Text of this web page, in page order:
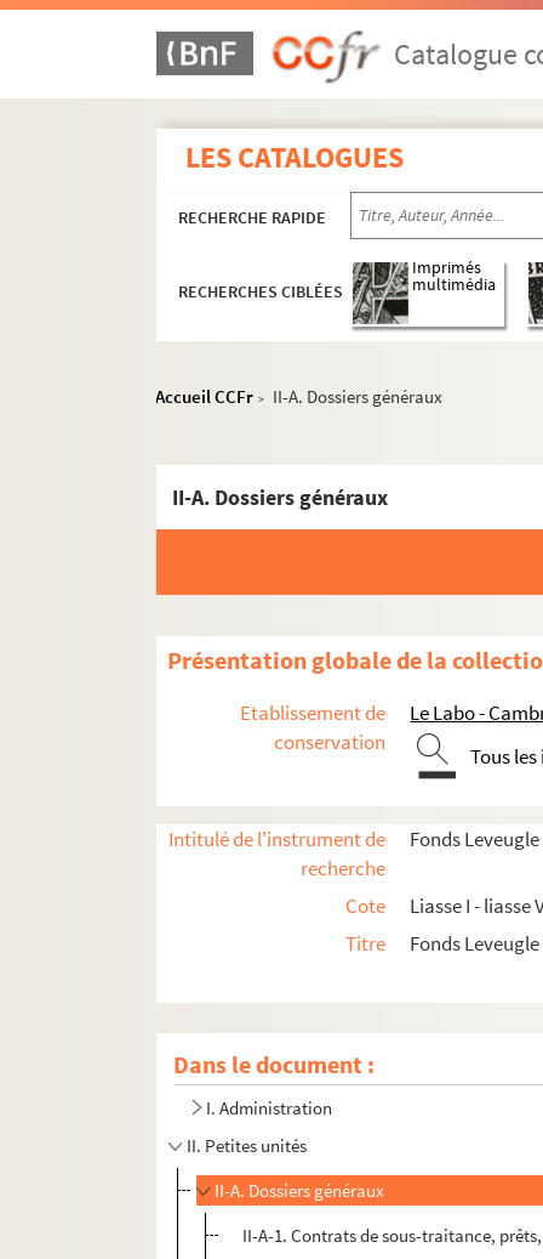
Catalogue
LES CATALOGUES
RECHERCHE RAPIDE
RECHERCHES CIBLÉES
Imprimés
multimédia
Accueil CCFr > II-A. Dossiers généraux
II-A. Dossiers généraux
Présentation globale de la
Etablissement de
conservation
Le Labo -
Tous
Intitulé de l'instrument de
recherche
Fonds Leveugle
Cote
Liasse I - liasse
Titre
Fonds Leveugle
Dans le document :
I. Administration
II. Petites unités
II-A. Dossiers généraux
II-A-1. Contrats de sous-traitance,